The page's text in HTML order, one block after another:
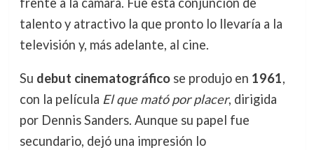
talento y atractivo la que pronto lo llevaría a la
televisión y, más adelante, al cine.
Su debut cinematográficose produjo en 1961,
con la película El que mató por placer, dirigida
por Dennis Sanders. Aunque su papel fue
secundario, dejó una impresión lo